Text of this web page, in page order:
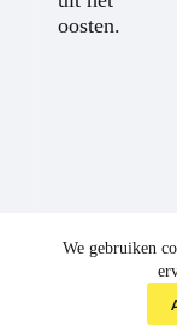
We gebruiken
oosten.
Toma Car